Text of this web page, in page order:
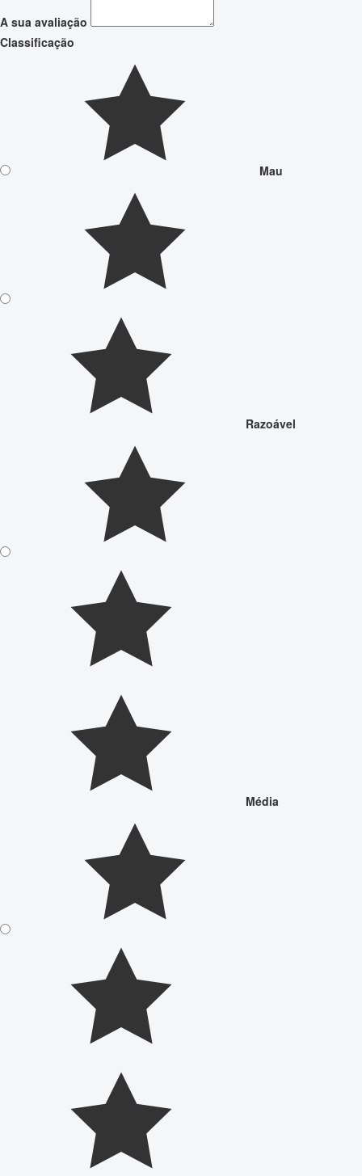
A sua avaliação
Classificação
Mau
Razoável
Média